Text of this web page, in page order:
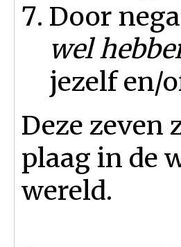
Door
wel
jezelf en/
Deze zeven
plaag in de
wereld.